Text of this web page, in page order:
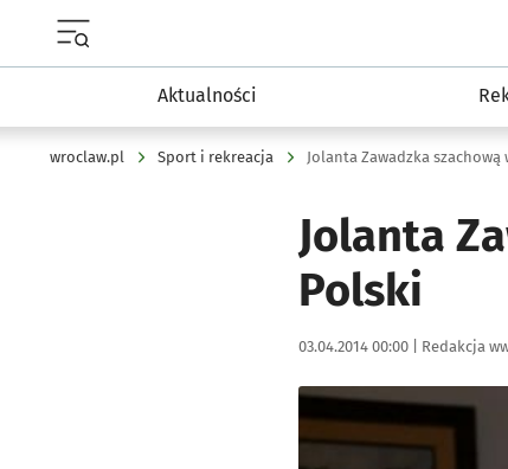
Aktualności
wroclaw.pl Sport i rekreacja Jolanta Zawadzka
Jolanta
Polski
Data publikacji:
03.04.2014 00:00 | Autor:
Redakcja
Kliknij, aby powiększyć